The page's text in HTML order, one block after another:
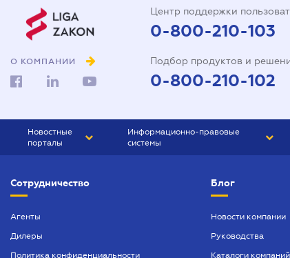
О КОМПАНИИ
Центр поддержки
0-800-210-103
Подбор продуктов и
0-800-210-102
Новостные
порталы
БИЗНЕС
Информационно-правовые
системы
БУХГАЛТЕР ПРОФ
Сотрудничество
Агенты
Дилеры
Политика конфиденциальности
Блог
Новости компании
Руководства
Каталоги компаний